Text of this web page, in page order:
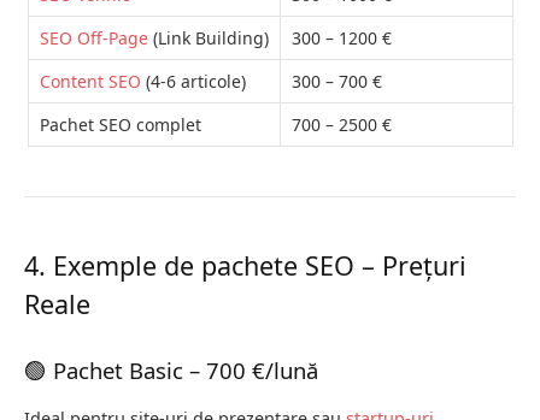
SEO Off-Page(Link Building)
300 – 1200 €
Content SEO (4-6 articole)
300 – 700 €
Pachet SEO complet
700 – 2500 €
4. Exemple de pachete SEO – Prețuri
Reale
🟢 Pachet Basic – 700 €/lună